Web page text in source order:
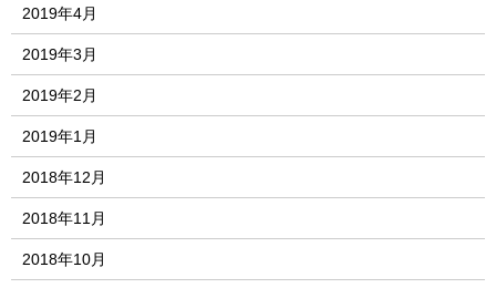
2019年4月
2019年3月
2019年2月
2019年1月
2018年12月
2018年11月
2018年10月